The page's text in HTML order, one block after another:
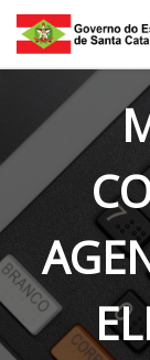
Skip to content